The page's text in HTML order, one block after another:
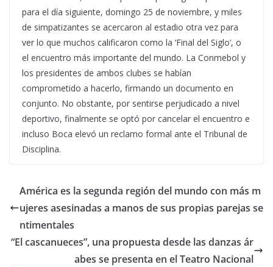
para el día siguiente, domingo 25 de noviembre, y miles
de simpatizantes se acercaron al estadio otra vez para
ver lo que muchos calificaron como la ‘Final del Siglo’, o
el encuentro más importante del mundo. La Conmebol y
los presidentes de ambos clubes se habían
comprometido a hacerlo, firmando un documento en
conjunto. No obstante, por sentirse perjudicado a nivel
deportivo, finalmente se optó por cancelar el encuentro e
incluso Boca elevó un reclamo formal ante el Tribunal de
Disciplina.
América es la segunda región del mundo con más m
ujeres asesinadas a manos de sus propias parejas se
ntimentales
“El cascanueces”, una propuesta desde las danzas ár
abes se presenta en el Teatro Nacional